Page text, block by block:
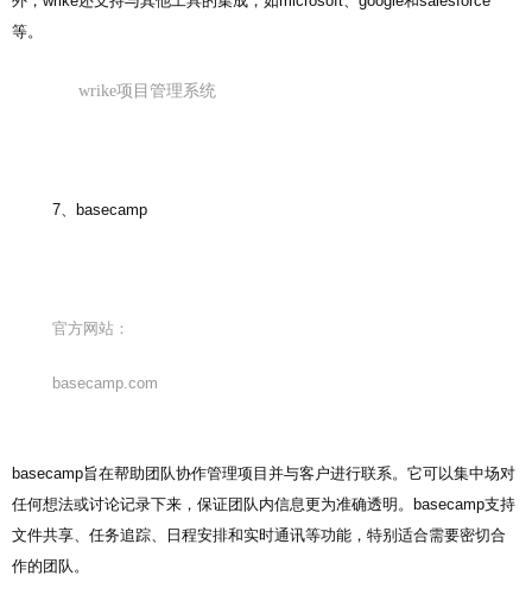
等。
wrike项目管理系统
7、basecamp
官方网站：
basecamp.com
basecamp旨在帮助团队协作管理项目并与客户进行联系。它可以集中场对
任何想法或讨论记录下来，保证团队内信息更为准确透明。basecamp支持
文件共享、任务追踪、日程安排和实时通讯等功能，特别适合需要密切合
作的团队。